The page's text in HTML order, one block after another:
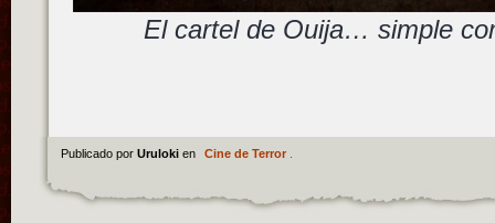
El cartel de Ouija… simple
Publicado por Uruloki en Cine de Terror.